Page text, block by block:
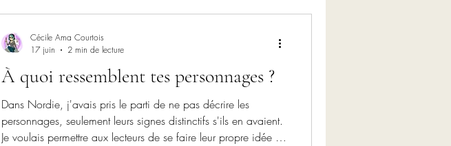
À quoi ressemblent tes personnages ?
Dans Nordie, j'avais pris le parti de ne pas décrire les
personnages, seulement leurs signes distinctifs s'ils en avaient.
Je voulais permettre aux lecteurs de se faire leur propre idée et
Cécile Ama Courtois
17 juin
2 min de lecture